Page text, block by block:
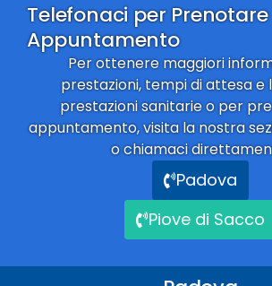
Telefonaci per
Appuntamento
Per ottenere maggiori
prestazioni, tempi di attesa e
prestazioni sanitarie o per
appuntamento, visita la nostra
o chiamaci
Padova
Piove di Sacco